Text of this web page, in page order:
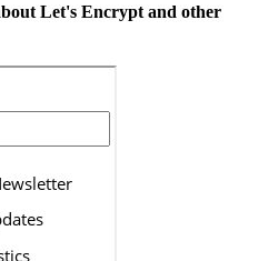
Let's Encrypt and other